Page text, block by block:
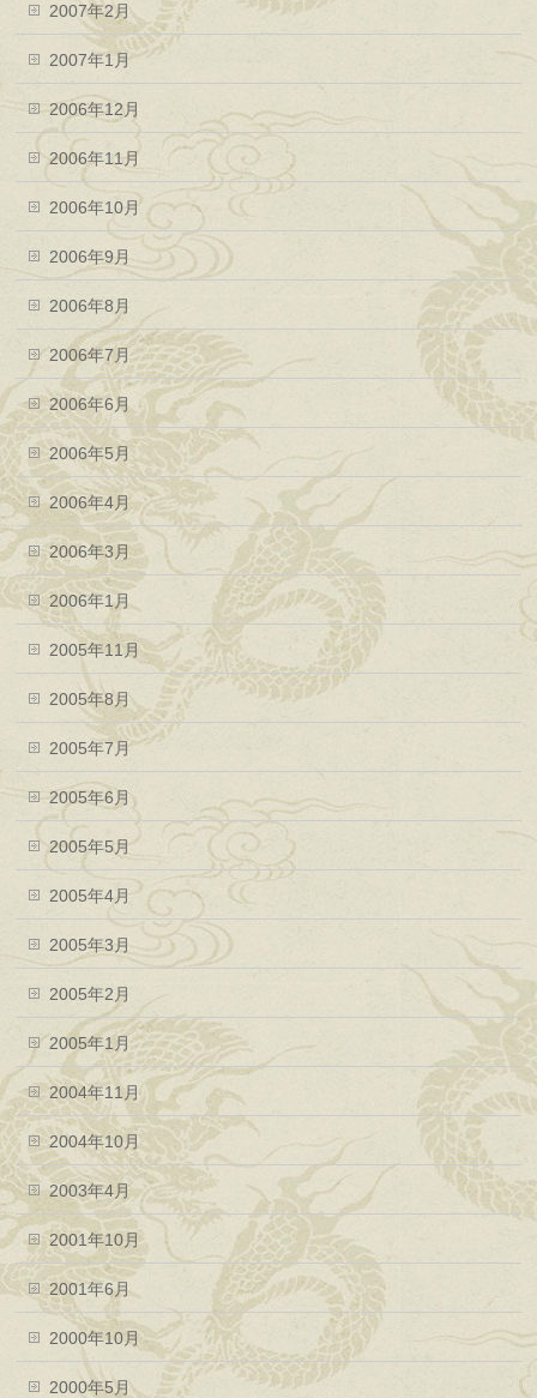
2007年2月
2007年1月
2006年12月
2006年11月
2006年10月
2006年9月
2006年8月
2006年7月
2006年6月
2006年5月
2006年4月
2006年3月
2006年1月
2005年11月
2005年8月
2005年7月
2005年6月
2005年5月
2005年4月
2005年3月
2005年2月
2005年1月
2004年11月
2004年10月
2003年4月
2001年10月
2001年6月
2000年10月
2000年5月